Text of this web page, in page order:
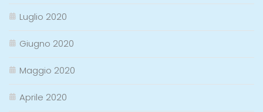
Luglio 2020
Giugno 2020
Maggio 2020
Aprile 2020